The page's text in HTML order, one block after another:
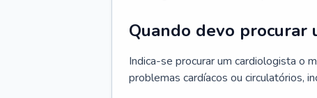
Quando devo procurar
Indica-se procurar um cardiologista o
problemas cardíacos ou circulatórios,